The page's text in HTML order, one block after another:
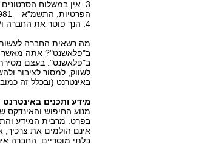
הפרטיות, התשמ"א – 1981, חוק האזנת סתר, התשל"ט - 1979, ודיני זכויות יוצרים.
4. הנך פוטר את החברה ו/או מי מטעמה מכל אחריות בקשר לסרטונים הנ"ל.
מה רשאית החברה
ב"פלאשנט"? אתה מאשר
ב"פלאשנט". בעצם מסירת
לשווק, למסור לציבור
באינטרנט (ובכלל זה
מידע ותכנים באינטרנט
מנוע החיפוש
בפרט. מרבית המידע
אינם הולמים את צרכיך,
בלתי מוסריים. החברה